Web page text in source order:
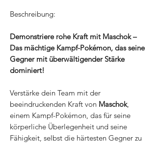
Beschreibung:
Demonstriere rohe Kraft mit Maschok –
Das mächtige Kampf-Pokémon, das seine
Gegner mit überwältigender Stärke
dominiert!
Verstärke dein Team mit der
beeindruckenden Kraft von Maschok,
einem Kampf-Pokémon, das für seine
körperliche Überlegenheit und seine
Fähigkeit, selbst die härtesten Gegner zu